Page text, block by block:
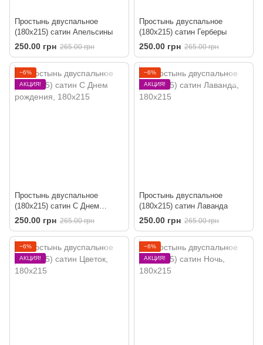
Простынь двуспальное
(180х215) сатин Апельсины
250.00 грн 265.00 грн
Простынь двуспальное
(180х215) сатин Герберы
250.00 грн 265.00 грн
−6%
АКЦИЯ!
Простынь двуспальное
(180х215) сатин C Днем
рождения
250.00 грн 265.00 грн
−6%
АКЦИЯ!
Простынь двуспальное
(180х215) сатин Лаванда
250.00 грн 265.00 грн
−6%
АКЦИЯ!
−6%
АКЦИЯ!